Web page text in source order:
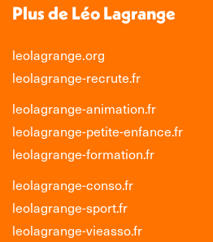
Plus de Léo Lagrange
leolagrange.org
leolagrange-recrute.fr
leolagrange-animation.fr
leolagrange-petite-enfance.fr
leolagrange-formation.fr
leolagrange-conso.fr
leolagrange-sport.fr
leolagrange-vieasso.fr